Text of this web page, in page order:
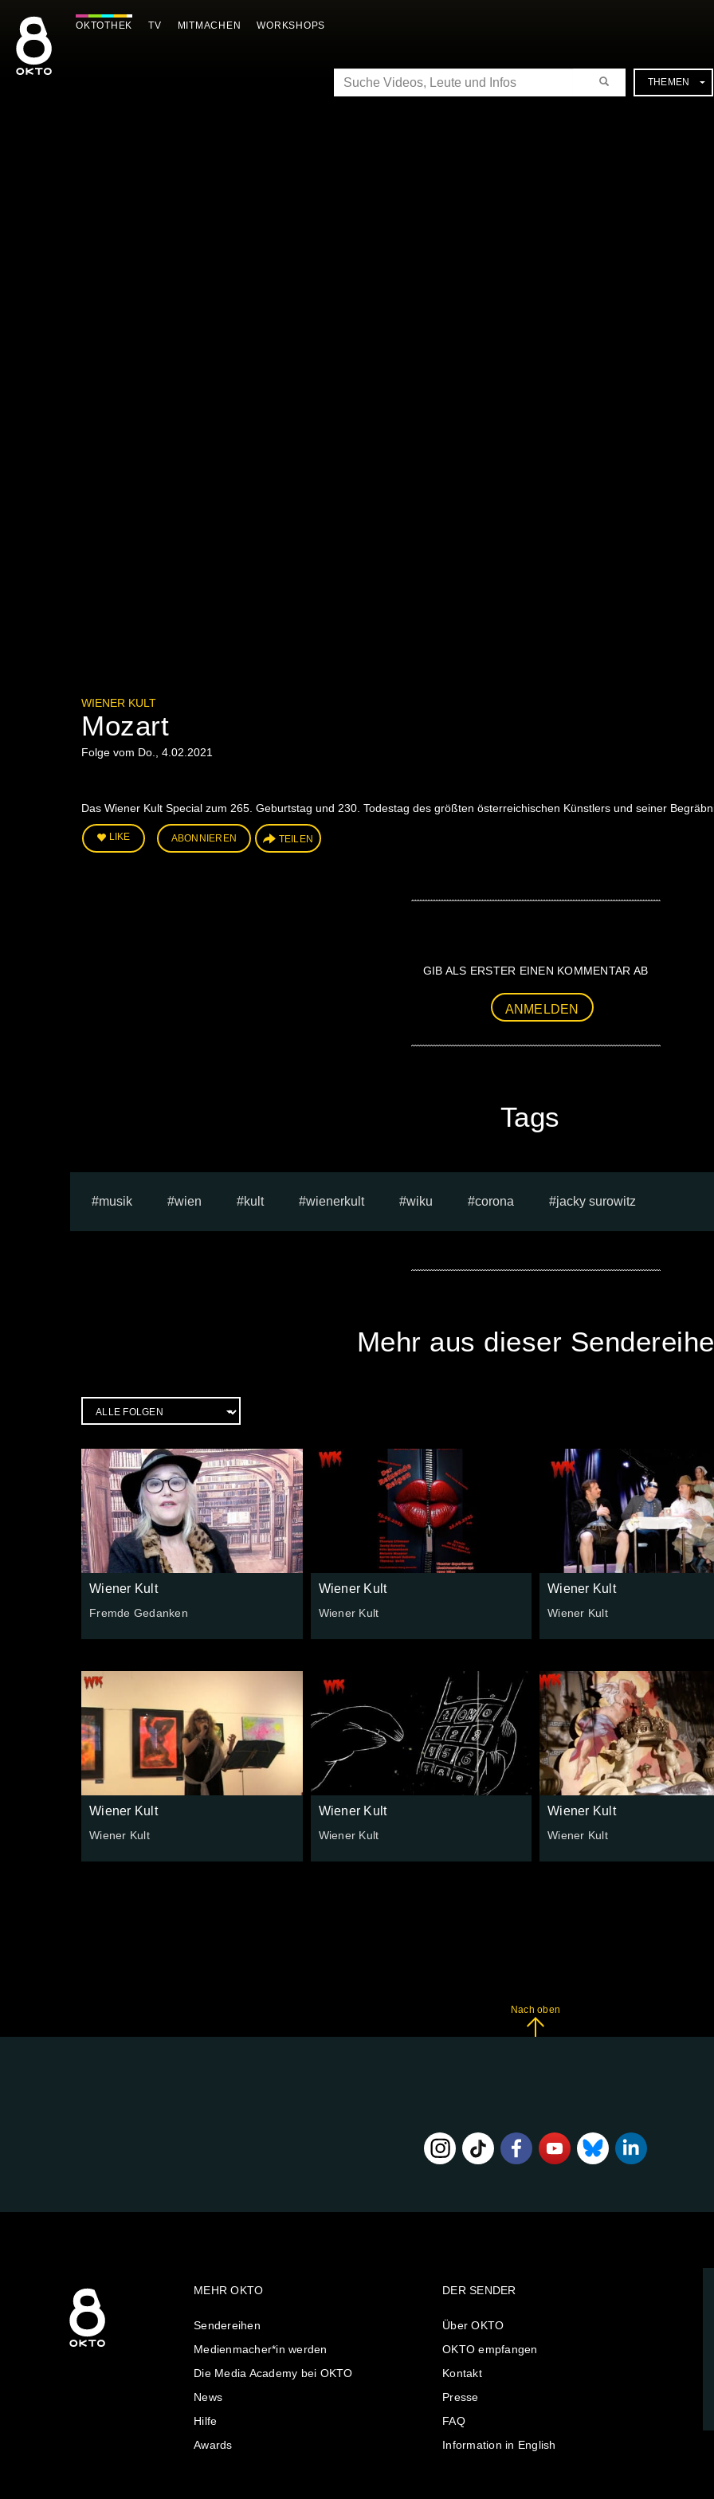
Inhalt
springen
OKTOTHEK TV MITMACHEN WORKSHOPS
SUCHE THEMEN
WIENER KULT
Mozart
Folge vom Do., 4.02.2021
Das Wiener Kult Special zum 265. Geburtstag und 230. Todestag des größten österreichischen Künstlers und seiner
LIKE ABONNIEREN TEILEN
GIB ALS ERSTER EINEN KOMMENTAR AB
ANMELDEN
Tags
musik wien kult wienerkult wiku corona jacky surowitz
Mehr aus dieser Sendereihe
Wiener Kult
Fremde Gedanken
Wiener Kult
Wiener Kult
Wiener Kult
Wiener Kult
Wiener Kult
Wiener Kult
Wiener Kult
Wiener Kult
Wiener Kult
Wiener Kult
Nach oben
MEHR OKTO
Sendereihen
Medienmacher*in werden
Die Media Academy bei OKTO
News
Hilfe
Awards
DER SENDER
Über OKTO
OKTO empfangen
Kontakt
Presse
FAQ
Information in English